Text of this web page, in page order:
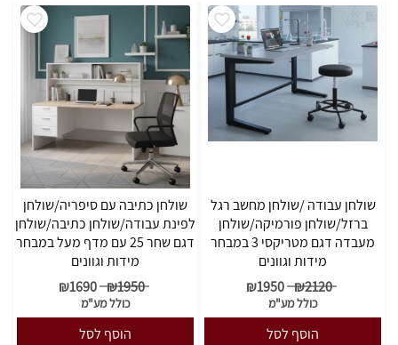
שולחן עבודה /שולחן מחשב רגל
ברזל/שולחן פורמיקה/שולחן
מעבדה דגם מטריקסי 3 במבחר
מידות וגוונים
₪2120
₪1950
כולל מע"מ
הוסף לסל
שולחן כתיבה עם סיפריה/שולחן
לפינת עבודה/שולחן כתיבה/שולחן
דגם שחר 25 עם מדף מעל במבחר
מידות וגוונים
₪1950
₪1690
כולל מע"מ
הוסף לסל